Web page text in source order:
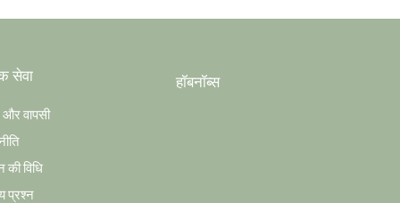
सेवा
और वापसी
की विधि
प्रश्न
हॉबनॉब्स